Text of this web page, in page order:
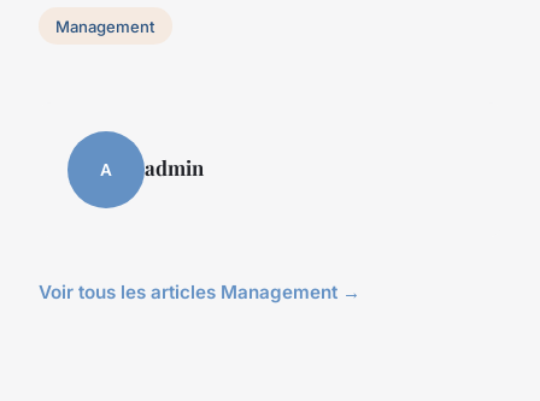
Management
A admin
Voir tous les articles Management →